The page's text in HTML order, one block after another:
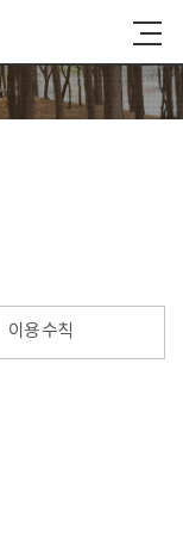
이용 수칙